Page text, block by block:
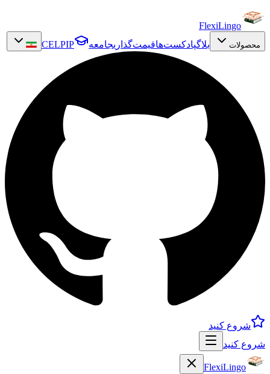
FlexiLingo
محصولات بلاگپادکست‌هاقیمت‌گذاریجامعه CELPIP
شروع کنید
شروع کنید
FlexiLingo